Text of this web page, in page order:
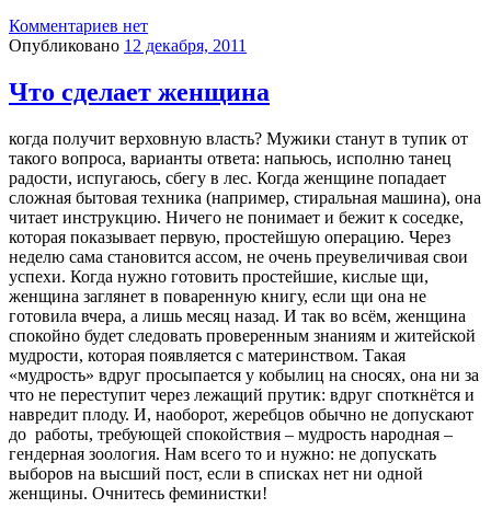
Комментариев нет
Опубликовано 12 декабря, 2011
Что сделает женщина
когда получит верховную власть? Мужики станут в тупик от
такого вопроса, варианты ответа: напьюсь, исполню танец
радости, испугаюсь, сбегу в лес. Когда женщине попадает
сложная бытовая техника (например, стиральная машина), она
читает инструкцию. Ничего не понимает и бежит к соседке,
которая показывает первую, простейшую операцию. Через
неделю сама становится ассом, не очень преувеличивая свои
успехи. Когда нужно готовить простейшие, кислые щи,
женщина заглянет в поваренную книгу, если щи она не
готовила вчера, а лишь месяц назад. И так во всём, женщина
спокойно будет следовать проверенным знаниям и житейской
мудрости, которая появляется с материнством. Такая
«мудрость» вдруг просыпается у кобылиц на сносях, она ни за
что не переступит через лежащий прутик: вдруг споткнётся и
навредит плоду. И, наоборот, жеребцов обычно не допускают
до работы, требующей спокойствия – мудрость народная –
гендерная зоология. Нам всего то и нужно: не допускать
выборов на высший пост, если в списках нет ни одной
женщины. Очнитесь феминистки!